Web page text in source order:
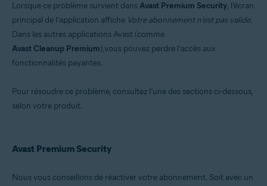
Systèmes d'exploitation:
Microsoft Windows 10 Famille/Professionnel/Entreprise/
Éducation (32/64 bits)
Microsoft Windows 8.1/Professionnel/Entreprise (32/64 bits)
Premium/Professionnel/Entreprise/Édition Intégrale - Service Pack 2
(32/64 bits)
Lorsque ce problème survient dansAvast Premium Security, l’écran
principal de l’application affiche Votre abonnement n’est pas valide.
Dans les autres applications Avast (comme
Avast Cleanup Premium),vous pouvez perdre l’accès aux
fonctionnalités payantes.
Pour résoudre ce problème, consultez l’une des sections ci-dessous,
selon votre produit.
Avast Premium Security
Nous vous conseillons de réactiver votre abonnement. Soit avec un